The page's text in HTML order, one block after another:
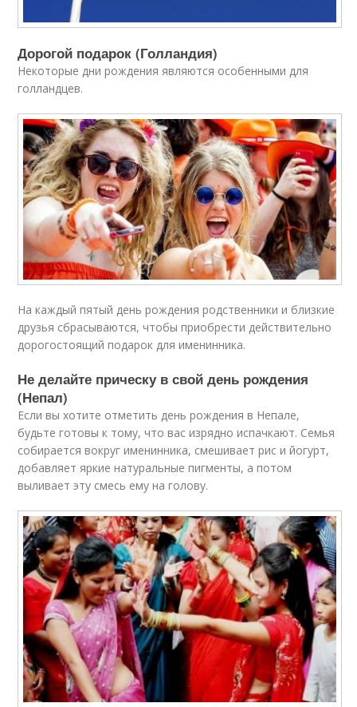
Дорогой подарок (Голландия)
Некоторые дни рождения являются особенными для
голландцев.
На каждый пятый день рождения родственники и близкие
друзья сбрасываются, чтобы приобрести действительно
дорогостоящий подарок для именинника.
Не делайте прическу в свой день рождения
(Непал)
Если вы хотите отметить день рождения в Непале,
будьте готовы к тому, что вас изрядно испачкают. Семья
собирается вокруг именинника, смешивает рис и йогурт,
добавляет яркие натуральные пигменты, а потом
выливает эту смесь ему на голову.